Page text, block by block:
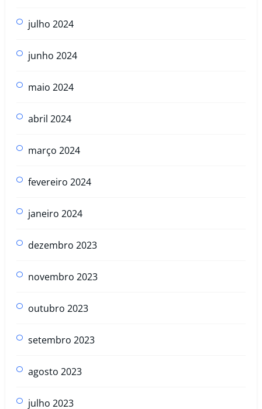
julho 2024
junho 2024
maio 2024
abril 2024
março 2024
fevereiro 2024
janeiro 2024
dezembro 2023
novembro 2023
outubro 2023
setembro 2023
agosto 2023
julho 2023